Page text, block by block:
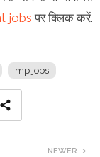
jobs पर क्लिक करें.
mp jobs
NEWER